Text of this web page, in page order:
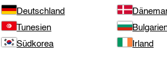
Deutschland
Tunesien
Südkorea Irland